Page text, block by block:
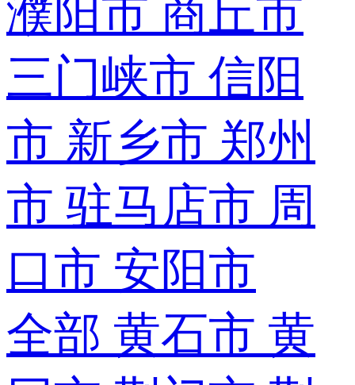
濮阳市 商丘市
三门峡市 信阳
市 新乡市 郑州
市 驻马店市 周
口市 安阳市
全部 黄石市 黄